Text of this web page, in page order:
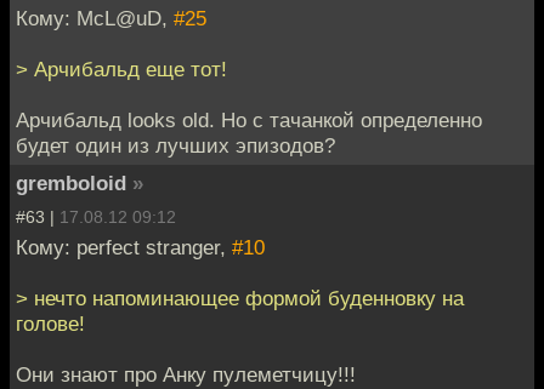
Кому: McL@uD, #25
> Арчибальд еще тот!
Арчибальд looks old. Но с тачанкой определенно
будет один из лучших эпизодов?
gremboloid »
#63 | 17.08.12 09:12
Кому: perfect stranger, #10
> нечто напоминающее формой буденновку на
голове!
Они знают про Анку пулеметчицу!!!